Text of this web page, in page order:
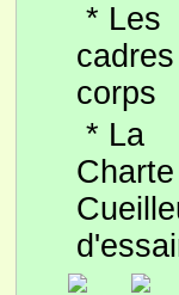
* Les
corps
* La